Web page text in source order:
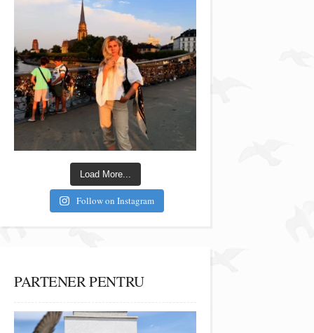
Load More...
Follow on Instagram
PARTENER PENTRU